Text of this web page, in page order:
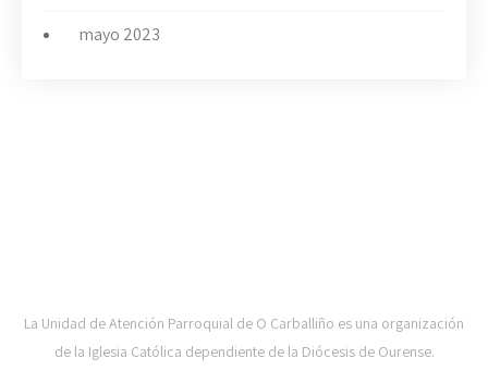
mayo 2023
La Unidad de Atención Parroquial de O Carballiño es una organización
de la Iglesia Católica dependiente de la Diócesis de Ourense.